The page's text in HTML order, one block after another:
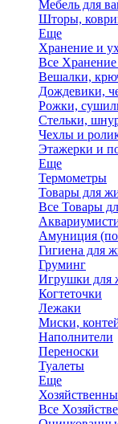
Мебель для
Шторы,
Еще
Хранение и
Все
Вешалки,
Дождевики,
Рожки,
Стельки,
Чехлы и
Этажерки и
Еще
Термометры
Товары для
Все Товары
Амуниция
Гигиена для
Груминг
Игрушки для
Когтеточки
Лежаки
Миски,
Наполнители
Переноски
Туалеты
Еще
Все